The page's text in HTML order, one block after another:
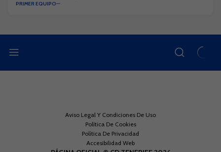
PRIMER EQUIPO
Aviso Legal Y Condiciones De Uso
Política De Cookies
Política De Privacidad
Accesibilidad Web